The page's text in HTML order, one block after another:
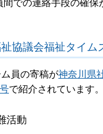
間での連絡手段の確保
協議会福祉タイム
員の寄稿が神奈川県
で紹介されています。
活動